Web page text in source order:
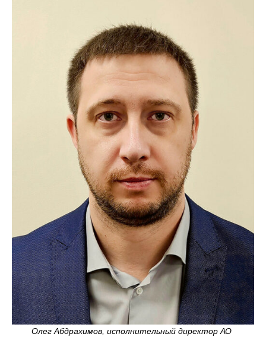
Олег Абдрахимов, исполнительный директор АО